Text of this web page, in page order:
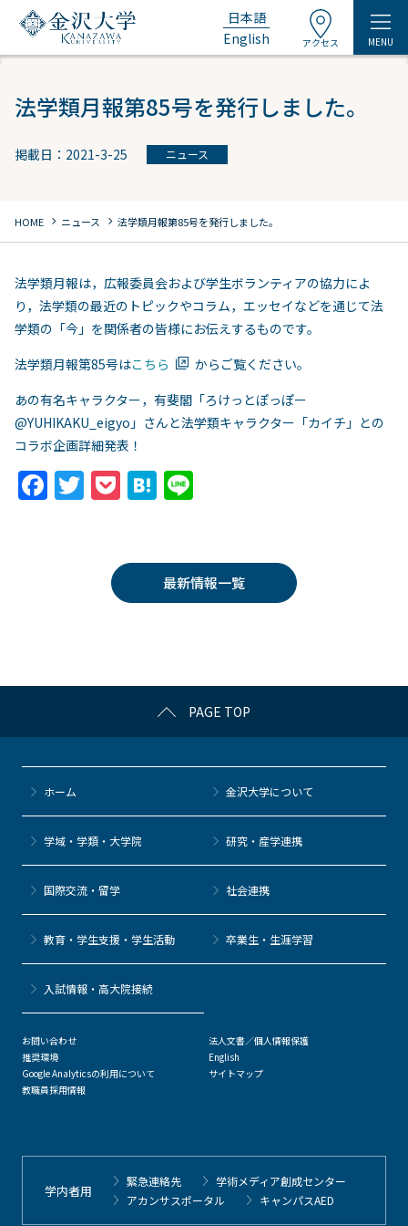
日本語
English
アクセス MENU
法学類月報第85号を発行しました。
掲載日：2021-3-25 ニュース
HOME chevron_right ニュース chevron_right 法学類月報第85号を発行しました。
法学類月報は，広報委員会および学生ボランティアの協力によ
り，法学類の最近のトピックやコラム，エッセイなどを通じて法
学類の「今」を関係者の皆様にお伝えするものです。
法学類月報第85号はこちら
からご覧ください。
あの有名キャラクター，有斐閣「ろけっとぽっぽー
@YUHIKAKU_eigyo」さんと法学類キャラクター「カイチ」との
コラボ企画詳細発表！
F
k
T
er
P
k
et
H
n
a
最新情報一覧
PAGE TOP
ホーム 金沢大学について
学域・学類・大学院 研究・産学連携
国際交流・留学 社会連携
教育・学生支援・学生活動 卒業生・生涯学習
⼊試情報・高大院接続
お問い合わせ
推奨環境
Google Analyticsの利用について
教職員採用情報
法人文書／個人情報保護
English
サイトマップ
学内者用
緊急連絡先
学術メディア創成センター
アカンサスポータル
キャンパスAED